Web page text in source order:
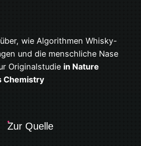
wie Algorithmen Whisky-
und die menschliche Nase
Originalstudie in Nature
Chemistry
Zur Quelle